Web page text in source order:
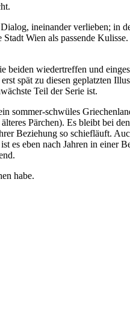
ineinander verlieben; in
Wien als passende
wiedertreffen und
spät zu diesen geplatzten
Teil der Serie ist.
schwüles
Pärchen). Es bleibt bei
Beziehung so schiefläuft.
eben nach Jahren in einer
habe.